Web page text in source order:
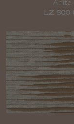
Anita
LZ 900